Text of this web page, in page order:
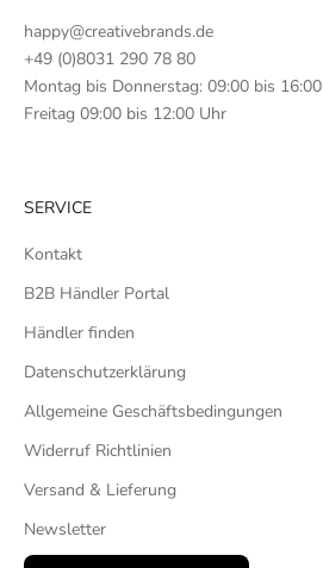
happy@creativebrands.de
+49 (0)8031 290 78 80
Montag bis Donnerstag: 09:00 bis 16:00
Freitag 09:00 bis 12:00 Uhr
SERVICE
Kontakt
B2B Händler Portal
Händler finden
Datenschutzerklärung
Allgemeine Geschäftsbedingungen
Widerruf Richtlinien
Versand & Lieferung
Newsletter